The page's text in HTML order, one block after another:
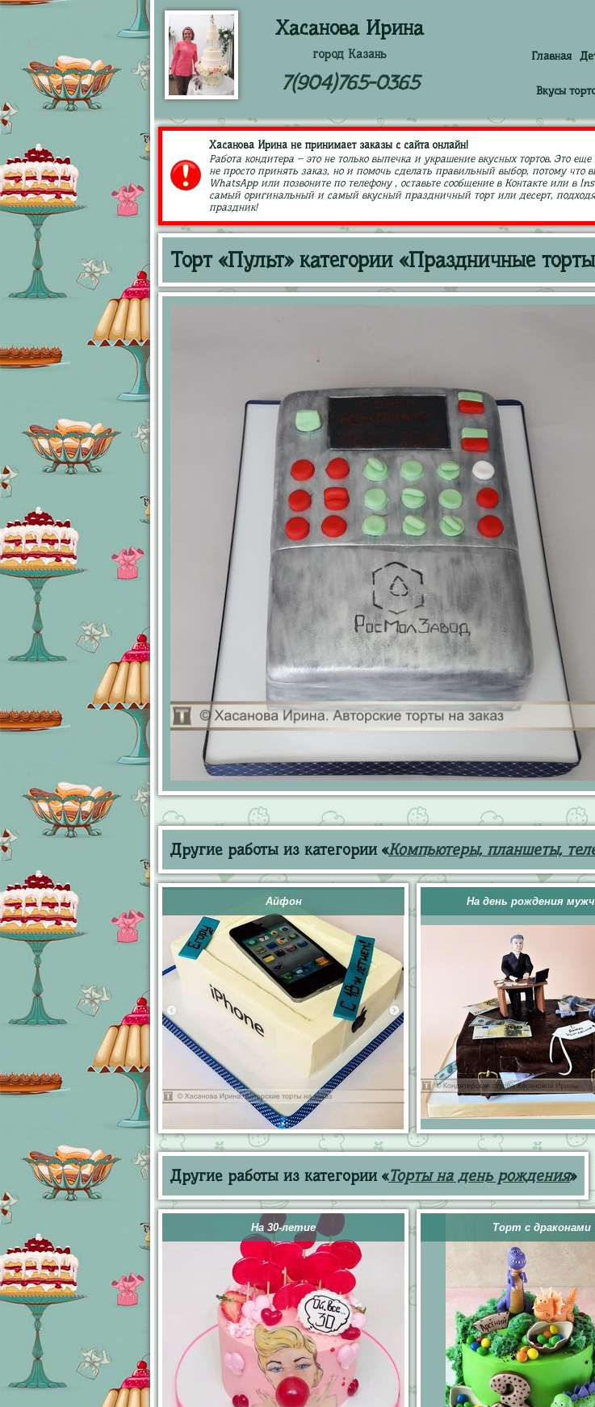
Хасанова Ирина
город Казань
7(904)765-0365
Главная
Вкусы
Хасанова Ирина не принимает заказы с сайта онлайн!
Работа кондитера – это не только выпечка и украшение вкусных тортов. Это
не просто принять заказ, но и помочь сделать правильный выбор, потому что
WhatsApp или позвоните по телефону , оставьте сообщение в Контакте или
самый оригинальный и самый вкусный праздничный торт или десерт,
праздник!
Торт «Пульт» категории «Праздничные
Другие работы из категории «Компьютеры, планшеты,
Айфон На день рождения
Другие работы из категории «Торты на день рождения»
На 30-летие Торт с драконами